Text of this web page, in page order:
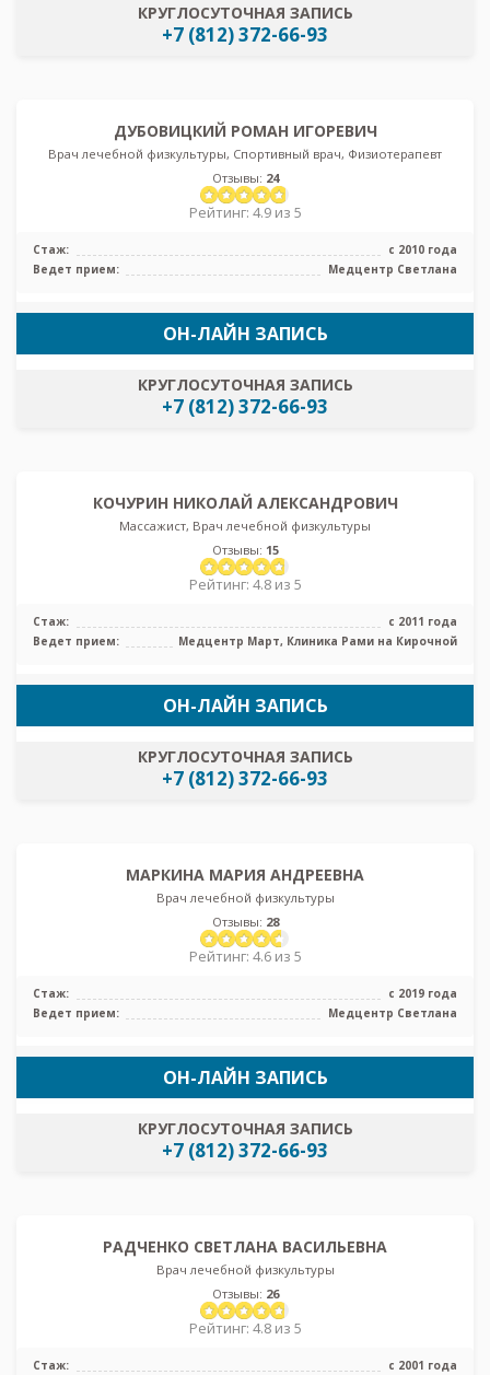
КРУГЛОСУТОЧНАЯ ЗАПИСЬ
+7 (812) 372-66-93
ДУБОВИЦКИЙ РОМАН ИГОРЕВИЧ
Врач лечебной физкультуры, Спортивный врач, Физиотерапевт
Отзывы: 24
Рейтинг: 4.9 из 5
Стаж:
с 2010 года
Ведет прием:
Медцентр Светлана
ОН-ЛАЙН ЗАПИСЬ
КРУГЛОСУТОЧНАЯ ЗАПИСЬ
+7 (812) 372-66-93
КОЧУРИН НИКОЛАЙ АЛЕКСАНДРОВИЧ
Массажист, Врач лечебной физкультуры
Отзывы: 15
Рейтинг: 4.8 из 5
Стаж:
с 2011 года
Ведет прием:
Медцентр Март, Клиника Рами на Кирочной
ОН-ЛАЙН ЗАПИСЬ
КРУГЛОСУТОЧНАЯ ЗАПИСЬ
+7 (812) 372-66-93
МАРКИНА МАРИЯ АНДРЕЕВНА
Врач лечебной физкультуры
Отзывы: 28
Рейтинг: 4.6 из 5
Стаж:
с 2019 года
Ведет прием:
Медцентр Светлана
ОН-ЛАЙН ЗАПИСЬ
КРУГЛОСУТОЧНАЯ ЗАПИСЬ
+7 (812) 372-66-93
РАДЧЕНКО СВЕТЛАНА ВАСИЛЬЕВНА
Врач лечебной физкультуры
Отзывы: 26
Рейтинг: 4.8 из 5
Стаж:
с 2001 года